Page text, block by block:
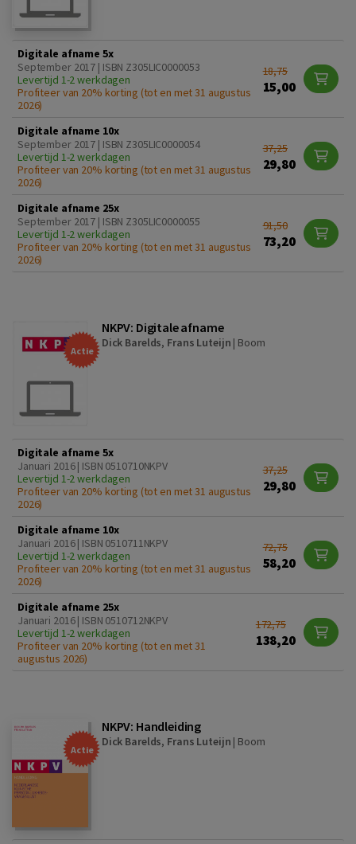
Digitale afname 5x
September 2017 | ISBN Z305LIC0000053
Levertijd 1-2 werkdagen
Profiteer van 20% korting (tot en met 31 augustus
2026)
18,75
15,00
Digitale afname 10x
September 2017 | ISBN Z305LIC0000054
Levertijd 1-2 werkdagen
Profiteer van 20% korting (tot en met 31 augustus
2026)
37,25
29,80
Digitale afname 25x
September 2017 | ISBN Z305LIC0000055
Levertijd 1-2 werkdagen
Profiteer van 20% korting (tot en met 31 augustus
2026)
91,50
73,20
Actie
NKPV: Digitale afname
Dick Barelds, Frans Luteijn | Boom
Digitale afname 5x
Januari 2016 | ISBN 0510710NKPV
Levertijd 1-2 werkdagen
Profiteer van 20% korting (tot en met 31 augustus
2026)
37,25
29,80
Digitale afname 10x
Januari 2016 | ISBN 0510711NKPV
Levertijd 1-2 werkdagen
Profiteer van 20% korting (tot en met 31 augustus
2026)
72,75
58,20
Digitale afname 25x
Januari 2016 | ISBN 0510712NKPV
Levertijd 1-2 werkdagen
Profiteer van 20% korting (tot en met 31
augustus 2026)
172,75
138,20
Actie
NKPV: Handleiding
Dick Barelds, Frans Luteijn | Boom